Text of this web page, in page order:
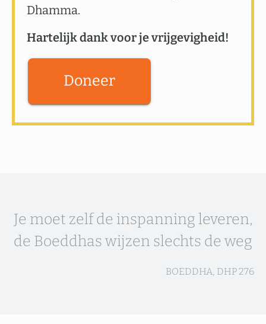
Dhamma.
Hartelijk dank voor je vrijgevigheid!
Doneer
Je moet zelf de inspanning leveren,
de Boeddhas wijzen slechts de weg
BOEDDHA, DHP 276